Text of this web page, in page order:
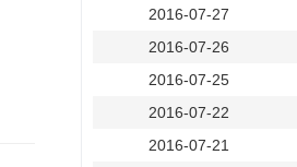
2016-07-27
2016-07-26
2016-07-25
2016-07-22
2016-07-21